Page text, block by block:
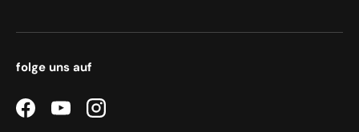
folge uns auf
FacebookYouTubeInstagram